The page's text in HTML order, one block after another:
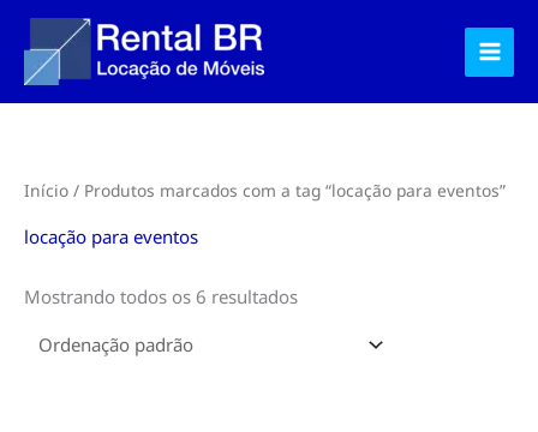
para
conteúdo
Início / Produtos marcados com a tag “locação para eventos”
locação para eventos
Mostrando todos os 6 resultados